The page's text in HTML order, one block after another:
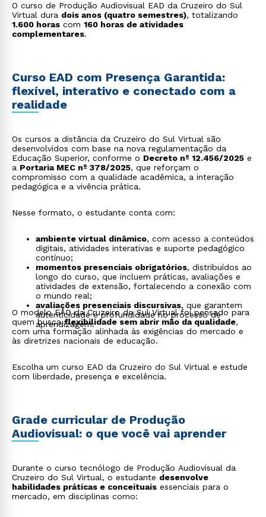
O curso de Produção Audiovisual EAD da Cruzeiro do Sul
Virtual dura dois anos (quatro semestres), totalizando
1.600 horas com 160 horas de atividades
complementares.
Curso EAD com Presença Garantida:
flexível, interativo e conectado com a
realidade
Os cursos a distância da Cruzeiro do Sul Virtual são
desenvolvidos com base na nova regulamentação da
Educação Superior, conforme o Decreto nº 12.456/2025 e
a Portaria MEC nº 378/2025, que reforçam o
compromisso com a qualidade acadêmica, a interação
pedagógica e a vivência prática.
Nesse formato, o estudante conta com:
ambiente virtual dinâmico, com acesso a conteúdos
digitais, atividades interativas e suporte pedagógico
contínuo;
momentos presenciais obrigatórios, distribuídos ao
longo do curso, que incluem práticas, avaliações e
atividades de extensão, fortalecendo a conexão com
o mundo real;
avaliações presenciais discursivas, que garantem
autenticidade e profundidade no processo de
aprendizagem.
O modelo EAD da Cruzeiro do Sul Virtual foi pensado para
quem buscaflexibilidade sem abrir mão da qualidade,
com uma formação alinhada às exigências do mercado e
às diretrizes nacionais de educação.
Escolha um curso EAD da Cruzeiro do Sul Virtual e estude
com liberdade, presença e excelência.
Grade curricular de Produção
Audiovisual: o que você vai aprender
Durante o curso tecnólogo de Produção Audiovisual da
Cruzeiro do Sul Virtual, o estudante desenvolve
habilidades práticas e conceituais essenciais para o
mercado, em disciplinas como: